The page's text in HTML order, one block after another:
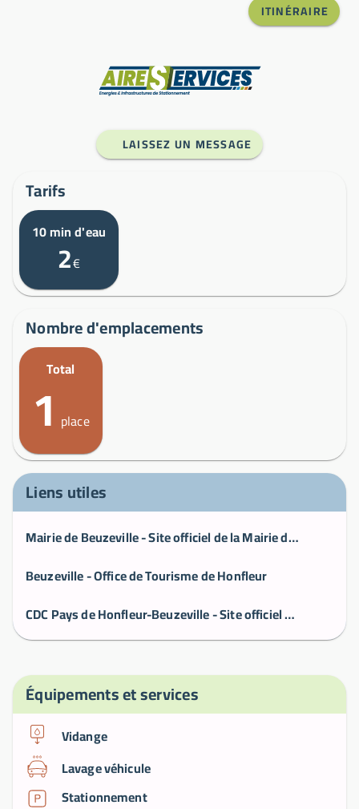
ITINÉRAIRE
LAISSEZ UN MESSAGE
Tarifs
10 min d'eau
2€
Nombre d'emplacements
Total
1 place
Liens utiles
Mairie de Beuzeville - Site officiel de la Mairie de Beuzeville Mairie de Beuzeville
Beuzeville - Office de Tourisme de Honfleur
CDC Pays de Honfleur-Beuzeville - Site officiel de la CCPHB CDC Pays de Honfleur-Beuzeville
Équipements et services
Vidange
Lavage véhicule
Stationnement